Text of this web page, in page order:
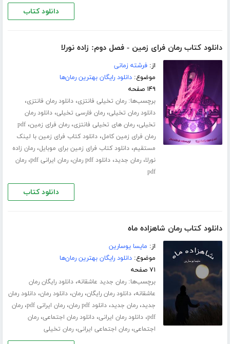
دانلود کتاب
دانلود کتاب رمان فرای زمین - فصل دوم: زاده نورلا
از:فرشته زمانی
موضوع:دانلود رایگان بهترین رمان‌ها
۱۴۹ صفحه
برچسب‌ها:رمان تخیلی فانتزی،دانلود رمان فانتزی،
دانلود رمان تخیلی،رمان فارسی تخیلی،دانلود رمان
تخیلی،رمان های تخیلی فانتزی،رمان فرای زمین،pdf
رمان فرای زمین کامل،دانلود کتاب فرای زمین با لینک
مستقیم،دانلود کتاب فرای زمین برای موبایل،رمان زاده
نورلا،رمان جدید،دانلود pdf رمان ،رمان ایرانی pdf ،رمان
pdf
دانلود کتاب
دانلود کتاب رمان شاهزاده ماه
از: مایسا یوسارین
موضوع:دانلود رایگان بهترین رمان‌ها
۷۱ صفحه
برچسب‌ها:رمان جدید عاشقانه،دانلود رایگان رمان
عاشقانه،دانلود رمان رایگان،رمان،دانلود رمان،دانلود رمان
جدید،رمان جدید،دانلود pdf رمان ،رمان ایرانی pdf ،رمان
pdf،دانلود رمان ایرانی،دانلود رمان اجتماعی،رمان
اجتماعی،رمان اجتماعی ایرانی،رمان تخیلی